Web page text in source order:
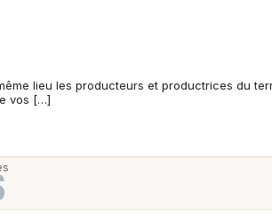
lieu les producteurs et productrices du
vos […]